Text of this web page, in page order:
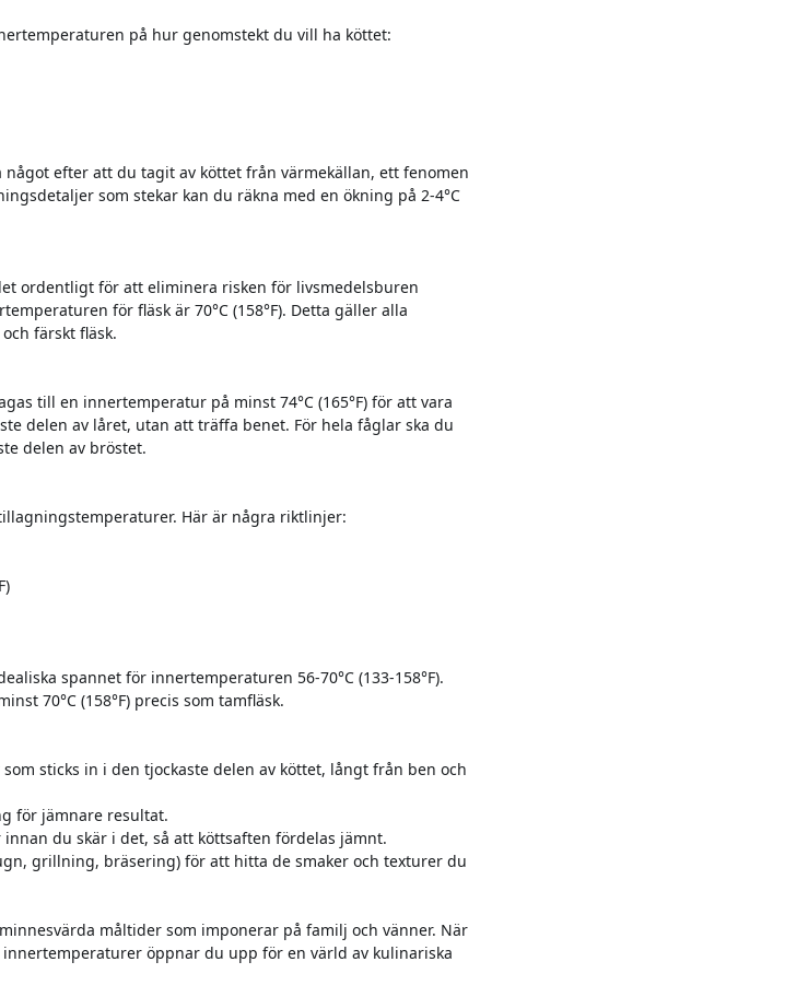
på hur genomstekt du vill ha köttet:
efter att du tagit av köttet från värmekällan, ett fenomen
som stekar kan du räkna med en ökning på 2-4°C
ordentligt för att eliminera risken för livsmedelsburen
för fläsk är 70°C (158°F). Detta gäller alla
färskt fläsk.
till en innertemperatur på minst 74°C (165°F) för att vara
delen av låret, utan att träffa benet. För hela fåglar ska du
delen av bröstet.
Här är några riktlinjer:
spannet för innertemperaturen 56-70°C (133-158°F).
70°C (158°F) precis som tamfläsk.
sticks in i den tjockaste delen av köttet, långt från ben och
för jämnare resultat.
du skär i det, så att köttsaften fördelas jämnt.
grillning, bräsering) för att hitta de smaker och texturer du
måltider som imponerar på familj och vänner. När
öppnar du upp för en värld av kulinariska